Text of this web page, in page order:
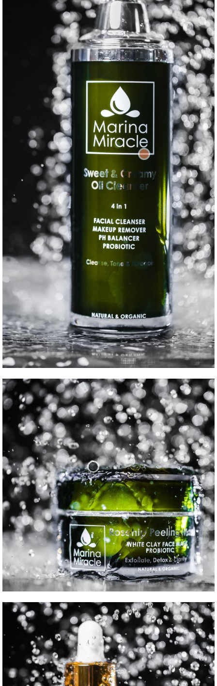
a zelená. Účinnosť, textúra a vôňa
produktov spája prírodné nórske
ingrediencie. Radosť objavovať a
používať!“
-The Beauty Shortlist
Zakladateľka značky Marina
Miracle, Marina Engervik
povedala:
„Viem, aké je mať „zlú“ pleť. Trpím
atopickým ekzémom a moja pokožka je
veľmi citlivá, s náchylnosťou na tvorbu
akné. Aj preto bola vystavená
nepríjemným vedľajším účinkom, ktoré
spôsobili syntetické chemikáliami v
tradičných výrobkoch na starostlivosť o
pleť. Riešenie som našla v prírode a
čoskoro túžbu po „zázračnom oleji“
prejavili aj ľudia, nielen z môjho okolia...''
Prečítajte si zvyšok príbehu vzniku značky
Marina Miracle TU.